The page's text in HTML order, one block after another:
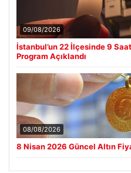
09/08/2026
İstanbul’un 22 İlçesinde 9
Program Açıklandı
08/08/2026
8 Nisan 2026 Güncel Altın